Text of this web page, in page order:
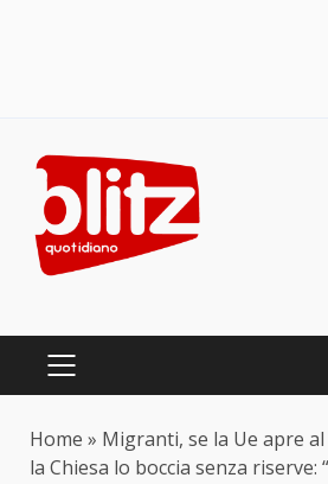
content
PRIMARY
Home » Migranti, se la Ue apre al
la Chiesa lo boccia senza riserve: